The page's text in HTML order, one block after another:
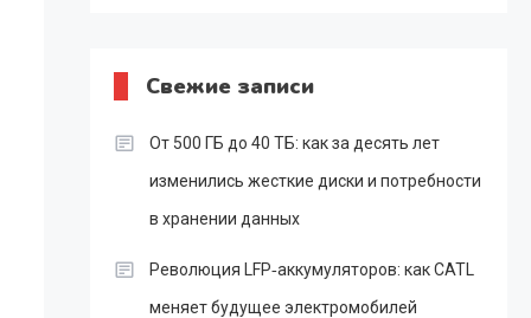
Свежие записи
От 500 ГБ до 40 ТБ: как за десять лет
изменились жесткие диски и потребности
в хранении данных
Революция LFP‑аккумуляторов: как CATL
меняет будущее электромобилей